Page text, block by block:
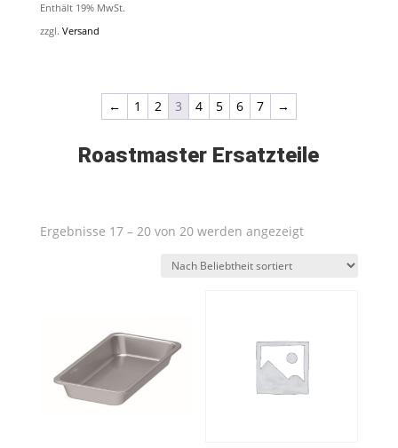
Enthält 19% MwSt.
zzgl. Versand
← 1 2 3 4 5 6 7 →
Roastmaster Ersatzteile
Ergebnisse 17 – 20 von 20 werden angezeigtNach